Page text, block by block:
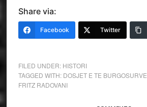
Share via:
Facebook Twitter
FILED UNDER: HISTORI
TAGGED WITH: DOSJET E TE BURGOSURVE
FRITZ RADOVANI